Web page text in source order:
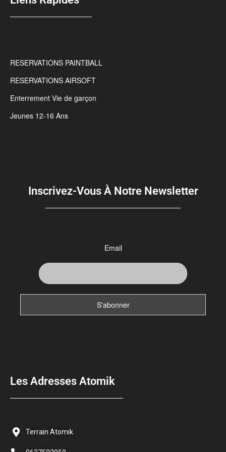
RESERVATIONS PAINTBALL
RESERVATIONS AIRSOFT
Enterrement Vie de garçon
Jeunes 12-16 Ans
Inscrivez-Vous À Notre Newsletter
Email
Les Adresses Atomik
Terrain Atomik